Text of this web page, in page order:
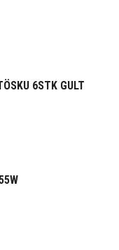
6STK GULT